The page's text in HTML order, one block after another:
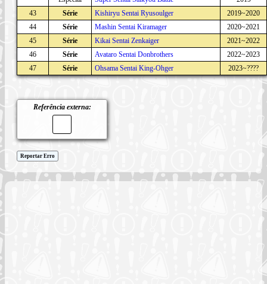
43
Série Kishiryu Sentai Ryusoulger
2019~2020
44
Série Mashin Sentai Kiramager
2020~2021
45
Série Kikai Sentai Zenkaiger
2021~2022
46
Série Avataro Sentai Donbrothers
2022~2023
47
Série Ohsama Sentai King-Ohger 2023~????
Referência externa:
Reportar Erro